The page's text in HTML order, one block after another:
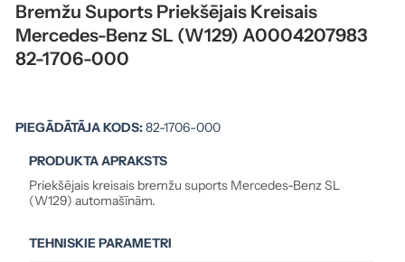
Bremžu Suports Priekšējais Kreisais
Mercedes-Benz SL (W129) A0004207983
82-1706-000
PIEGĀDĀTĀJA KODS:82-1706-000
PRODUKTA APRAKSTS
Priekšējais kreisais bremžu suports Mercedes-Benz SL
(W129) automašīnām.
TEHNISKIE PARAMETRI